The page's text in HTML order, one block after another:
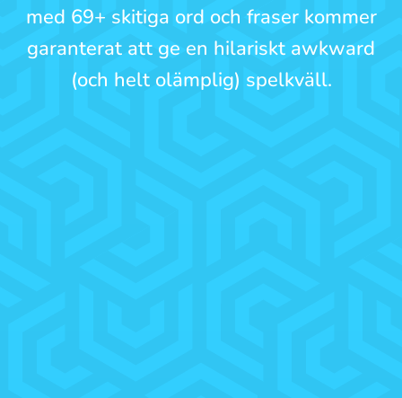
med 69+ skitiga ord och fraser kommer
garanterat att ge en hilariskt awkward
(och helt olämplig) spelkväll.